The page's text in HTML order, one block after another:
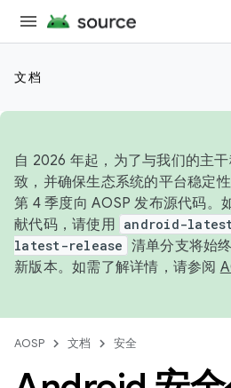
文档
自 2026 年起，为了与我们的主
致，并确保生态系统的平台稳定
第 4 季度向 AOSP 发布源代码。
献代码，请使用 android-
latest-release 清单分支将始
新版本。如需了解详情，请参阅
AOSP 文档 安全